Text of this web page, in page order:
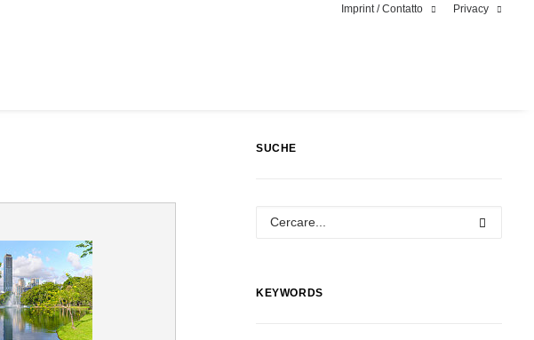
Imprint / Contatto Privacy
SUCHE
KEYWORDS